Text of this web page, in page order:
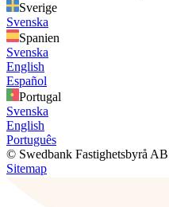
Sverige
Svenska
Spanien
Svenska
English
Español
Portugal
Svenska
English
Português
© Swedbank Fastighetsbyrå AB
Sitemap